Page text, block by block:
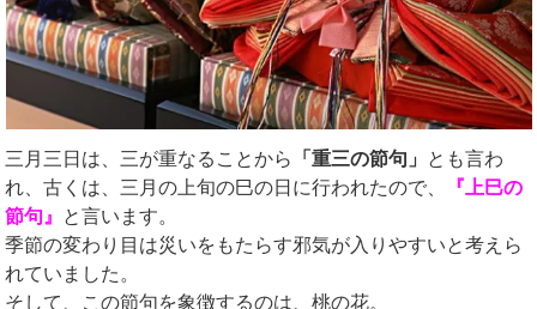
三月三日は、三が重なることから 「重三の節句」 とも言わ
れ、古くは、三月の上旬の巳の日に行われたので、
『上巳の
節句』 と言います。
季節の変わり目は災いをもたらす邪気が入りやすいと考えら
れていました。
そして、この節句を象徴するのは、桃の花。